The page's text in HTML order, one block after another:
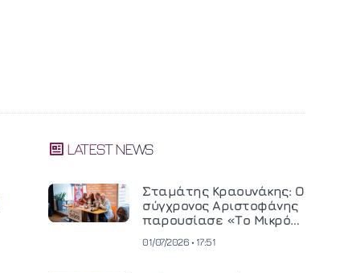
LATEST NEWS
Σταμάτης Κραουνάκης: Ο
σύγχρονος Αριστοφάνης
παρουσίασε «Το Μικρό
01/07/2026 • 17:51